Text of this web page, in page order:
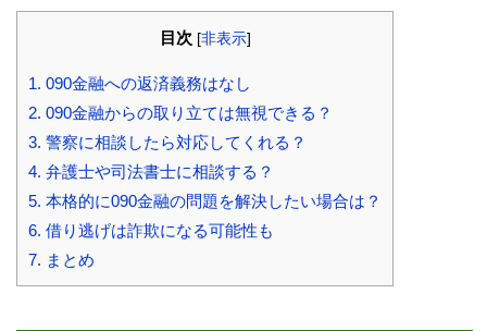
目次 [非表示]
1. 090金融への返済義務はなし
2. 090金融からの取り立ては無視できる？
3. 警察に相談したら対応してくれる？
4. 弁護士や司法書士に相談する？
5. 本格的に090金融の問題を解決したい場合は？
6. 借り逃げは詐欺になる可能性も
7. まとめ